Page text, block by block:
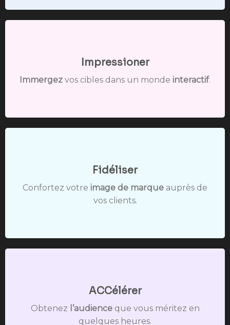
Impressioner
Immergez vos cibles dans un monde interactif.
Fidéliser
Confortez votre image de marque auprès de
vos clients.
ACCélérer
Obtenez l’audienceque vous méritez en
quelques heures.